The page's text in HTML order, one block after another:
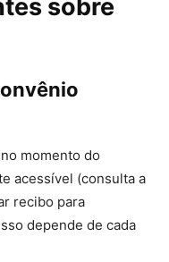
sobre
momento do
acessível (consulta a
recibo para
depende de cada